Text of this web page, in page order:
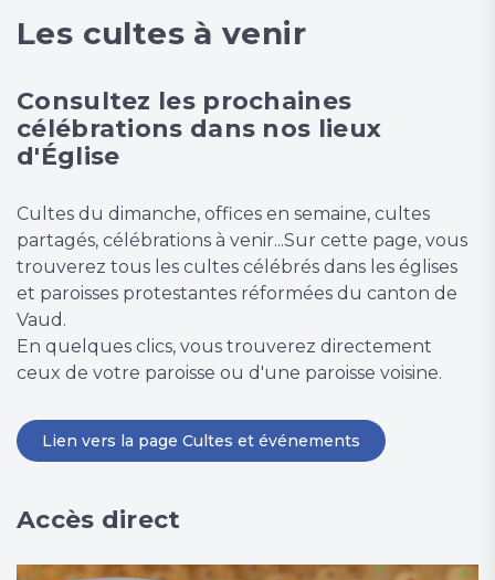
Les cultes à venir
Consultez les prochaines
célébrations dans nos lieux
d'Église
Cultes du dimanche, offices en semaine, cultes
partagés, célébrations à venir...Sur cette page, vous
trouverez tous les cultes célébrés dans les églises
et paroisses protestantes réformées du canton de
Vaud.
En quelques clics, vous trouverez directement
ceux de votre paroisse ou d'une paroisse voisine.
Lien vers la page Cultes et événements
Accès direct